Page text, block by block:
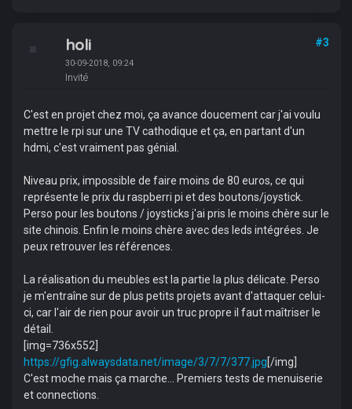
holi
30-09-2018, 09:24
Invité
#3
C'est en projet chez moi, ça avance doucement car j'ai voulu
mettre le rpi sur une TV cathodique et ça, en partant d'un
hdmi, c'est vraiment pas génial.
Niveau prix, impossible de faire moins de 80 euros, ce qui
représente le prix du raspberri pi et des boutons/joystick.
Perso pour les boutons / joysticks j'ai pris le moins chère sur le
site chinois. Enfin le moins chère avec des leds intégrées. Je
peux retrouver les références.
La réalisation du meubles est la partie la plus délicate. Perso
je m'entraîne sur de plus petits projets avant d'attaquer celui-
ci, car l'air de rien pour avoir un truc propre il faut maîtriser le
détail.
[img=736x552]
https://gfig.alwaysdata.net/image/3/7/7/377.jpg[/img]
C'est moche mais ça marche... Premiers tests de menuiserie
et connections.